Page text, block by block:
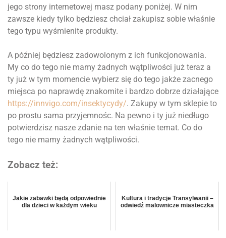
jego strony internetowej masz podany poniżej. W nim
zawsze kiedy tylko będziesz chciał zakupisz sobie właśnie
tego typu wyśmienite produkty.
A później będziesz zadowolonym z ich funkcjonowania.
My co do tego nie mamy żadnych wątpliwości już teraz a
ty już w tym momencie wybierz się do tego jakże zacnego
miejsca po naprawdę znakomite i bardzo dobrze działające
https://innvigo.com/insektycydy/. Zakupy w tym sklepie to
po prostu sama przyjemnośc. Na pewno i ty już niedługo
potwierdzisz nasze zdanie na ten właśnie temat. Co do
tego nie mamy żadnych wątpliwości.
Zobacz też:
Jakie zabawki będą odpowiednie
dla dzieci w każdym wieku
Kultura i tradycje Transylwanii –
odwiedź malownicze miasteczka